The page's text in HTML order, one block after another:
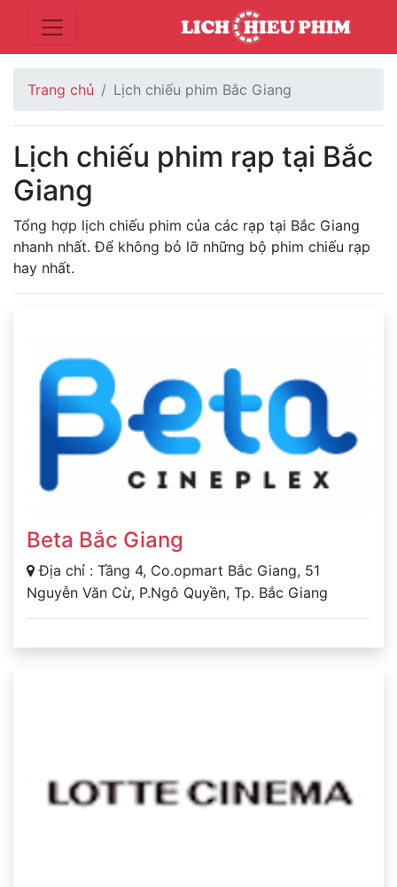
Trang chủ Lịch chiếu phim Bắc Giang
Lịch chiếu phim rạp tại Bắc
Giang
Tổng hợp lịch chiếu phim của các rạp tại Bắc Giang
nhanh nhất. Để không bỏ lỡ những bộ phim chiếu rạp
hay nhất.
Beta Bắc Giang
Địa chỉ : Tầng 4, Co.opmart Bắc Giang, 51
Nguyễn Văn Cừ, P.Ngô Quyền, Tp. Bắc Giang